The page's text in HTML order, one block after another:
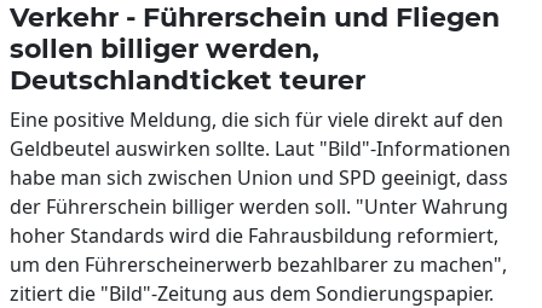
Verkehr - Führerschein und Fliegen
sollen billiger werden,
Deutschlandticket teurer
Eine positive Meldung, die sich für viele direkt auf den
Geldbeutel auswirken sollte. Laut "Bild"-Informationen
habe man sich zwischen Union und SPD geeinigt, dass
der Führerschein billiger werden soll. "Unter Wahrung
hoher Standards wird die Fahrausbildung reformiert,
um den Führerscheinerwerb bezahlbarer zu machen",
zitiert die "Bild"-Zeitung aus dem Sondierungspapier.